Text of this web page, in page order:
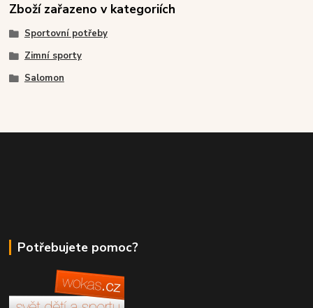
Zboží zařazeno v kategoriích
Sportovní potřeby
Zimní sporty
Salomon
Potřebujete pomoc?